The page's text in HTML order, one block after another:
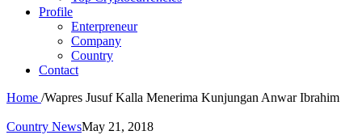
Profile
Enterpreneur
Company
Country
Contact
Home /Wapres Jusuf Kalla Menerima Kunjungan Anwar Ibrahim
Country NewsMay 21, 2018